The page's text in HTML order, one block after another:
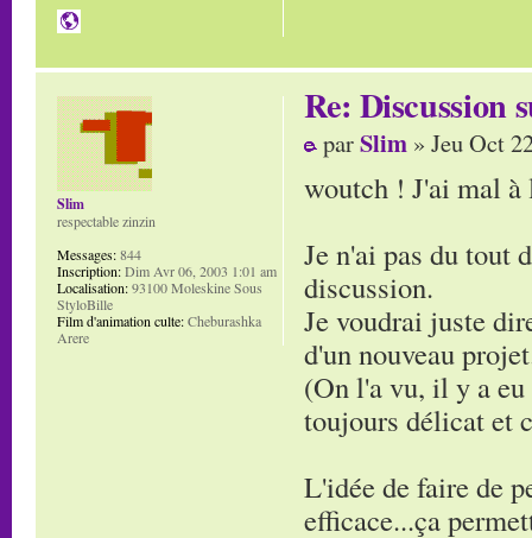
Re: Discussion
parSlim » Jeu Oct
woutch ! J'ai mal à
Je n'ai pas du tout
discussion.
Je voudrai juste
d'un nouveau
(On l'a vu, il y a eu
toujours délicat et
L'idée de faire de
efficace...ça
Slim
respectable zinzin
Messages:844
Inscription:Dim Avr 06, 2003 1:01 am
Localisation:93100 Moleskine Sous
StyloBille
Film d'animation culte:Cheburashka
Arere